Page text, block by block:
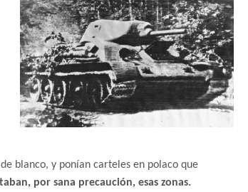
blanco, y ponían carteles en polaco que
por sana precaución, esas zonas.